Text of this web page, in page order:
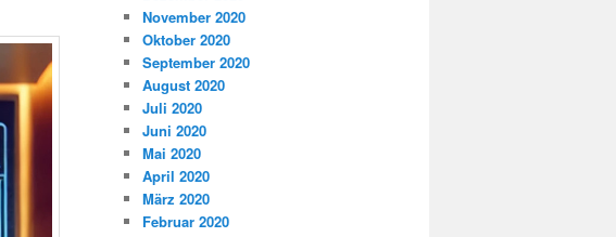
November 2020
Oktober 2020
September 2020
August 2020
Juli 2020
Juni 2020
Mai 2020
April 2020
März 2020
Februar 2020